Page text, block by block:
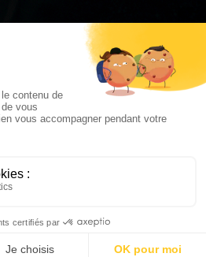
DE FLAINE - RÉALISÉ PAR INSPIRE